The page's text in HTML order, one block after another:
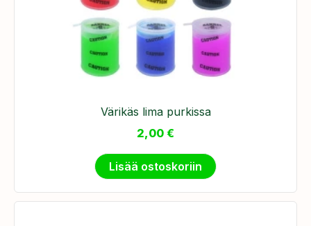
Värikäs lima purkissa
2,00 €
Lisää ostoskoriin